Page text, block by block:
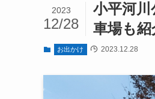
小平河
車場も紹
2023
12/28
お出かけ 2023.12.28